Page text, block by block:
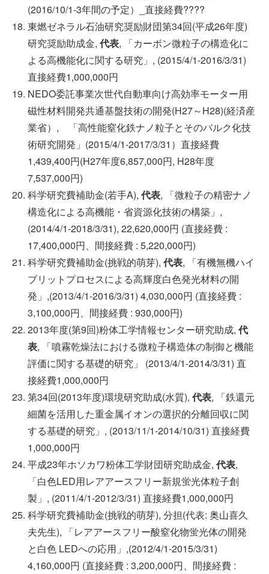
(2016/10/1-3年間の予定）_直接経費????
東燃ゼネラル石油研究奨励財団第34回(平成26年度)
研究奨励助成金,代表, 「カーボン微粒子の構造化に
よる高機能化に関する研究」, (2015/4/1-2016/3/31)
直接経費1,000,000円
NEDO委託事業次世代自動車向け高効率モーター用
磁性材料開発共通基盤技術の開発(H27～H28)(経済産
業省）, 「高性能窒化鉄ナノ粒子とそのバルク化技
術研究開発」(2015/4/1-2017/3/31）直接経費
1,439,400円(H27年度6,857,000円, H28年度
7,537,000円)
科学研究費補助金(若手A),代表, 「微粒子の精密ナノ
構造化による高機能・省資源化技術の構築」,
(2014/4/1-2018/3/31), 22,620,000円 (直接経費 :
17,400,000円、間接経費 : 5,220,000円)
科学研究費補助金(挑戦的萌芽),代表, 「有機無機ハイ
ブリットプロセスによる高輝度白色発光材料の開
発」,(2013/4/1-2016/3/31) 4,030,000円 (直接経費 :
3,100,000円、間接経費 : 930,000円)
2013年度(第9回)粉体工学情報センター研究助成,代
表, 「噴霧乾燥法における微粒子構造体の制御と機能
評価に関する基礎的研究」 (2013/4/1-2014/3/31) 直
接経費1,000,000円
第34回(2013年度)環境研究助成(水質),代表, 「鉄還元
細菌を活用した重金属イオンの選択的分離回収に関
する基礎的研究」, (2013/11/1-2014/10/31) 直接経費
1,000,000円
平成23年ホソカワ粉体工学財団研究助成金,代表,
「白色LED用レアアースフリー新規蛍光体粒子創
製」, (2011/4/1-2012/3/31) 直接経費1,000,000円
科学研究費補助金(挑戦的萌芽), 分担(代表: 奥山喜久
夫先生), 「レアアースフリー酸窒化物蛍光体の開発
と白色 LEDへの応用」,(2012/4/1-2015/3/31)
4,160,000円 (直接経費 : 3,200,000円、間接経費 :